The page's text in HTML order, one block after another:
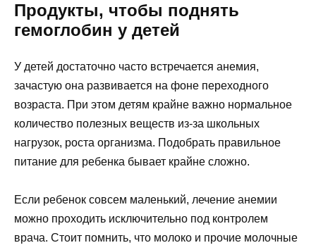
Продукты, чтобы поднять
гемоглобин у детей
У детей достаточно часто встречается анемия,
зачастую она развивается на фоне переходного
возраста. При этом детям крайне важно нормальное
количество полезных веществ из-за школьных
нагрузок, роста организма. Подобрать правильное
питание для ребенка бывает крайне сложно.
Если ребенок совсем маленький, лечение анемии
можно проходить исключительно под контролем
врача. Стоит помнить, что молоко и прочие молочные